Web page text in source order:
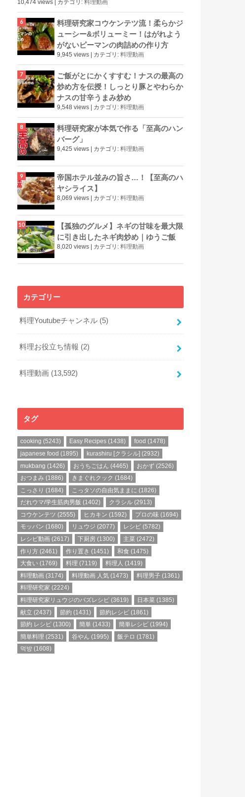
10,474 views | カテゴリ: 料理動画
料理研究家コウケンテツ流！柔らかジ
ューシー&ボリューミー！はがれよう
がないピーマンの肉詰めの作り方
9,945 views カテゴリ: 料理動画
ご飯がとにかくすすむ！ナスの最高の
炒め方を伝授！しっとり豚とやわらか
ナスの甘辛うまみ炒め
9,548 views カテゴリ: 料理動画
料理研究家が本気で作る「至高のハン
バーグ」
9,425 views カテゴリ: 料理動画
帝国ホテル並みの旨さ…！【至高のハ
ヤシライス】
8,069 views | カテゴリ: 料理動画
【孤独のグルメ】ネギの甘味を最大限
に引き出したネギ肉炒め｜ゆうご飯
8,020 views | カテゴリ: 料理動画
カテゴリー
料理Youtubeチャンネル (5)
料理お役立ち情報 (2)
料理動画 (13,592)
タグ
cooking (5243) Easy Recipes (1438) food (1478)
japanese food (1895) kurashiru [クラシル] (2932)
mukbang (1426) おうちごはん (4465) おかず (2526)
おつまみ (1886) きまぐれクック (1684)
こっさり (1684) こっタソの自由気ままに (1826)
だれウマ/学生筋肉男飯 (1402) クラシル (2913)
コウケンテツ (2555) ヒカキン (1592) プロの味 (1694)
モッパン (1680) リュウジ (2077) レシピ (5782)
レシピ動画 (2617) 下厨房 (1300) 主菜 (2472)
作り方 (2461) 作り置き (1451) 和食 (1475)
大食い (1769) 料理 (7119) 料理人 (1419)
料理動画 (3174) 料理動画 人気 (1473) 料理男子 (1361)
料理研究家 (2224)
料理研究家リュウジのバズレシピ (3619) 日本菜 (1385)
献立 (2437) 節約 (1431) 節約レシピ (1861)
節約 レシピ (1300) 簡単 (1433) 簡単レシピ (1994)
簡単料理 (2531) 谷やん (1995) 飯テロ (1781)
먹방 (1608)